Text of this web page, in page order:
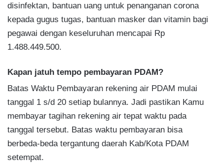
disinfektan, bantuan uang untuk penanganan corona
kepada gugus tugas, bantuan masker dan vitamin bagi
pegawai dengan keseluruhan mencapai Rp
1.488.449.500.
Kapan jatuh tempo pembayaran PDAM?
Batas Waktu Pembayaran rekening air PDAM mulai
tanggal 1 s/d 20 setiap bulannya. Jadi pastikan Kamu
membayar tagihan rekening air tepat waktu pada
tanggal tersebut. Batas waktu pembayaran bisa
berbeda-beda tergantung daerah Kab/Kota PDAM
setempat.